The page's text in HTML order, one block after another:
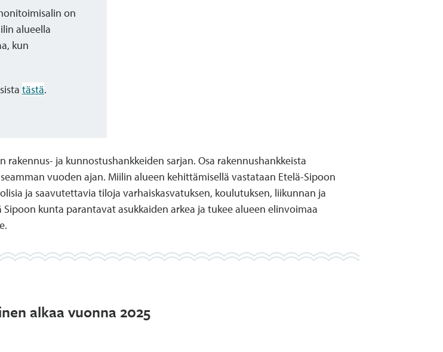
on
alueella
kun
tästä.
ja kunnostushankkeiden sarjan. Osa rakennushankkeista
vuoden ajan. Miilin alueen kehittämisellä vastataan Etelä-Sipoon
ja saavutettavia tiloja varhaiskasvatuksen, koulutuksen, liikunnan ja
kunta parantavat asukkaiden arkea ja tukee alueen elinvoimaa
alkaa vuonna 2025